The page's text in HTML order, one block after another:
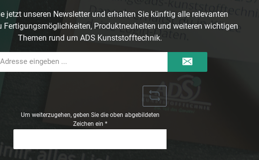
jetzt unseren Newsletter und erhalten Sie künftig alle relevanten
Fertigungsmöglichkeiten, Produktneuheiten und weiteren wichtigen
Themen rund um ADS Kunststofftechnik.
Um weiterzugehen, geben Sie die oben abgebildeten
Zeichen ein *